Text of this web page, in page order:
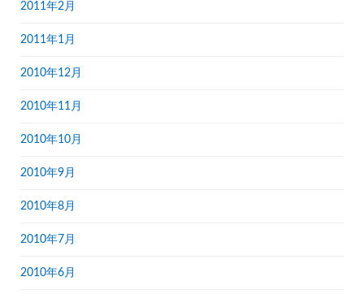
2011年2月
2011年1月
2010年12月
2010年11月
2010年10月
2010年9月
2010年8月
2010年7月
2010年6月